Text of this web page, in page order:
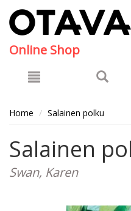
Online Shop
Home Salainen polku
Salainen
Swan, Karen